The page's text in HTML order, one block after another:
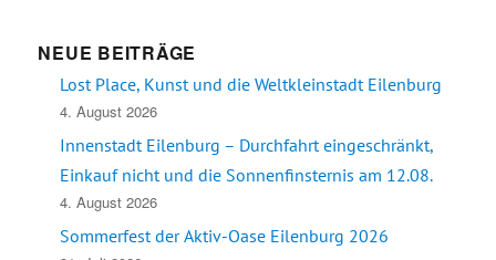
NEUE BEITRÄGE
Lost Place, Kunst und die Weltkleinstadt Eilenburg
4. August 2026
Innenstadt Eilenburg – Durchfahrt eingeschränkt,
Einkauf nicht und die Sonnenfinsternis am 12.08.
4. August 2026
Sommerfest der Aktiv-Oase Eilenburg 2026